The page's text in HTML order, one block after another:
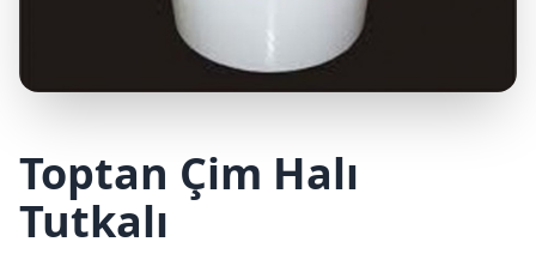
Toptan Çim Halı
Tutkalı